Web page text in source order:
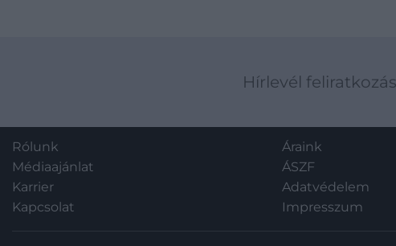
Hírlevél feliratkozás
Rólunk
Médiaajánlat
Karrier
Kapcsolat
Áraink
ÁSZF
Adatvédelem
Impresszum